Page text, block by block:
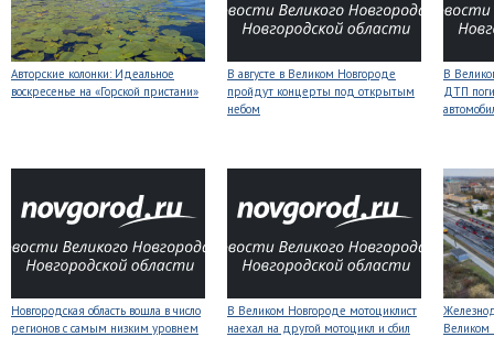
Авторские колонки: Идеальное
воскресенье на «Горской пристани»
В августе в Великом Новгороде
пройдут концерты под открытым
небом
В
ДТП
Новгородская область вошла в число
регионов с самым низким уровнем
В Великом Новгороде мотоциклист
наехал на другой мотоцикл и сбил
Великом